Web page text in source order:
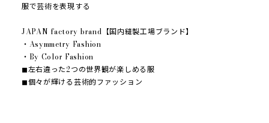
服で芸術を表現する
JAPAN factory brand【国内縫製工場ブランド】
・Asymmetry Fashion
・By Color Fashion
◼︎左右違った2つの世界観が楽しめる服
◼︎個々が輝ける芸術的ファッション